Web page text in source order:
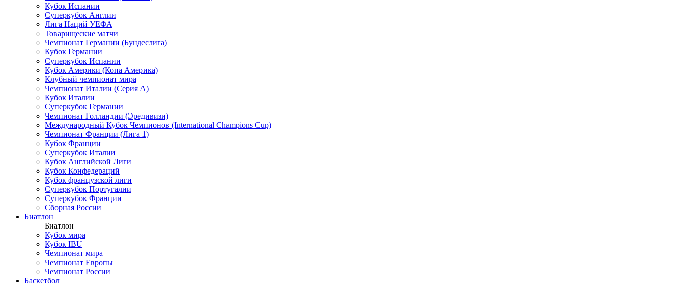
Кубок Испании
Суперкубок Англии
Лига Наций УЕФА
Товарищеские матчи
Чемпионат Германии (Бундеслига)
Кубок Германии
Суперкубок Испании
Кубок Америки (Копа Америка)
Клубный чемпионат мира
Чемпионат Италии (Серия А)
Кубок Италии
Суперкубок Германии
Чемпионат Голландии (Эредивизи)
Международный Кубок Чемпионов (International Champions Cup)
Чемпионат Франции (Лига 1)
Кубок Франции
Суперкубок Италии
Кубок Английской Лиги
Кубок Конфедераций
Кубок французской лиги
Суперкубок Португалии
Суперкубок Франции
Сборная России
Биатлон
Биатлон
Кубок мира
Кубок IBU
Чемпионат мира
Чемпионат Европы
Чемпионат России
Баскетбол